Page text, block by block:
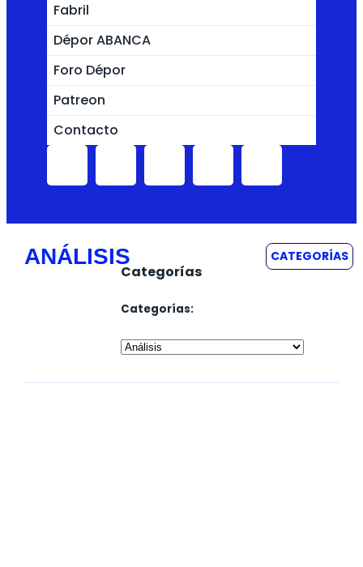
Fabril
Dépor ABANCA
Foro Dépor
Patreon
Contacto
ANÁLISIS
Categorías
Categorías:
CATEGORÍAS